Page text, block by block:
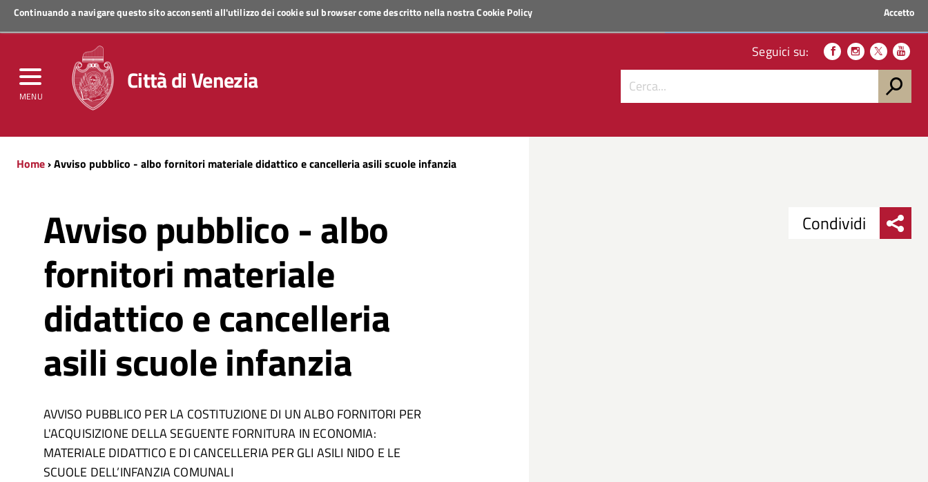
Continuando a navigare questo sito acconsenti all'utilizzo dei cookie sul browser come descritto nella nostraCookie Policy Accetto
MENU
Regione Veneto
Città di Venezia
Seguici su:
Home› Avviso pubblico - albo fornitori materiale didattico e cancelleria asili scuole infanzia
Avviso pubblico - albo
fornitori materiale
didattico e cancelleria
asili scuole infanzia
AVVISO PUBBLICO PER LA COSTITUZIONE DI UN ALBO FORNITORI PER
L'ACQUISIZIONE DELLA SEGUENTE FORNITURA IN ECONOMIA:
MATERIALE DIDATTICO E DI CANCELLERIA PER GLI ASILI NIDO E LE
SCUOLE DELL’INFANZIA COMUNALI
Condividi